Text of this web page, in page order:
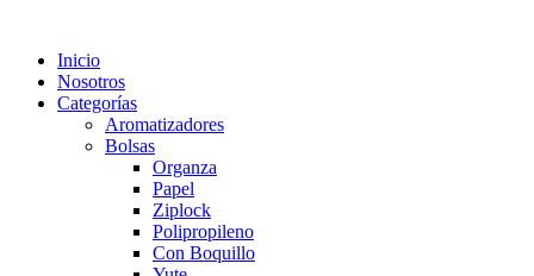
Inicio
Nosotros
Categorías
Aromatizadores
Bolsas
Organza
Papel
Ziplock
Polipropileno
Con Boquillo